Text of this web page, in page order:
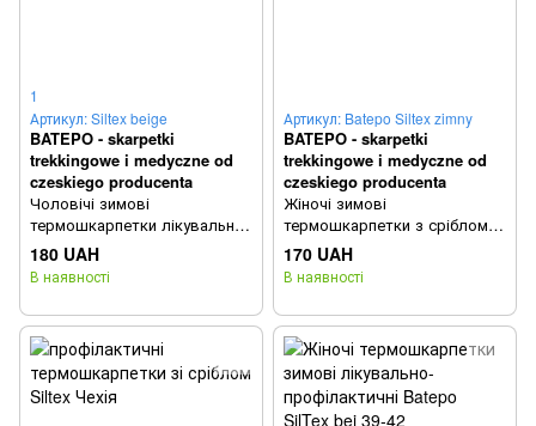
1
Артикул: Siltex beige
BATEPO - skarpetki
trekkingowe i medyczne od
czeskiego producenta
Чоловічі зимові
термошкарпетки лікувально-
профілактичні Batepo SilTex
beige 35-38
180 UAH
В наявності
Артикул: Batepo Siltex zimny
BATEPO - skarpetki
trekkingowe i medyczne od
czeskiego producenta
Жіночі зимові
термошкарпетки з сріблом
170 UAH
В наявності